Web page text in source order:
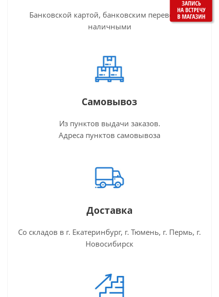
Банковской картой, банковским переводом,
наличными
Самовывоз
Из пунктов выдачи заказов.
Адреса пунктов самовывоза
Доставка
Со складов в г. Екатеринбург, г. Тюмень, г. Пермь, г.
Новосибирск